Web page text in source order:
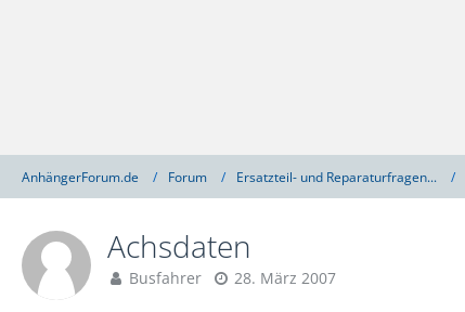
AnhängerForum.de Forum Ersatzteil- und Reparaturfragen...
Achsdaten
Busfahrer 28. März 2007